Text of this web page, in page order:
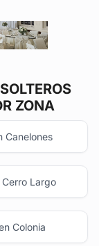
ZONA
Canelones
Largo
Colonia